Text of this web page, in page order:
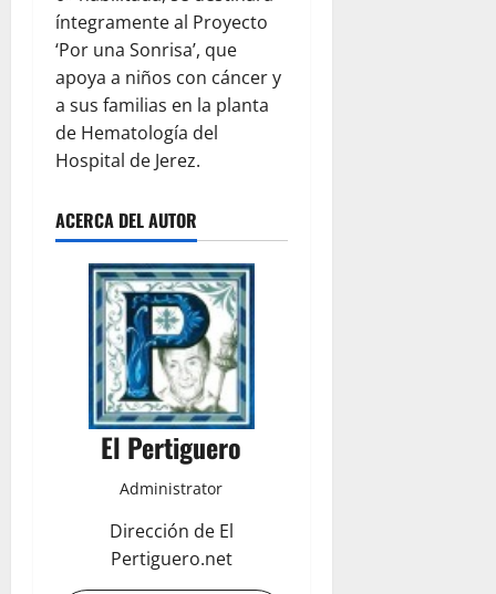
íntegramente al Proyecto
‘Por una Sonrisa’, que
apoya a niños con cáncer y
a sus familias en la planta
de Hematología del
Hospital de Jerez.
ACERCA DEL AUTOR
El Pertiguero
Administrator
Dirección de El
Pertiguero.net